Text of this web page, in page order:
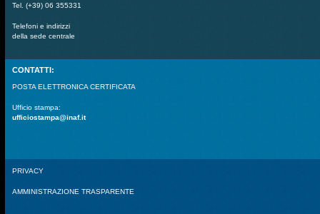
Tel. (+39) 06 355331
Telefoni e indirizzi
della sede centrale
CONTATTI:
POSTA ELETTRONICA CERTIFICATA
Ufficio stampa:
ufficiostampa@inaf.it
PRIVACY
AMMINISTRAZIONE TRASPARENTE